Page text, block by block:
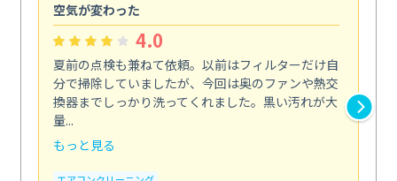
空気が変わった
4.0
夏前の点検も兼ねて依頼。以前はフィルターだけ自
分で掃除していましたが、今回は奥のファンや熱交
換器までしっかり洗ってくれました。黒い汚れが大
量...
もっと見る